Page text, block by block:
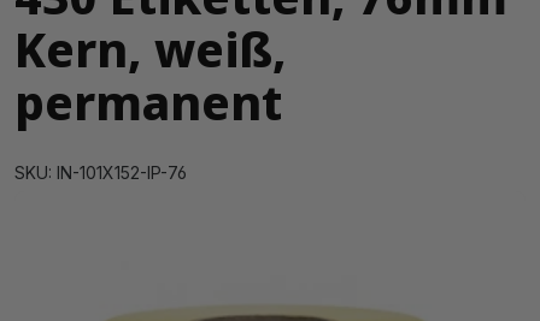
Kern, weiß,
permanent
SKU: IN-101X152-IP-76